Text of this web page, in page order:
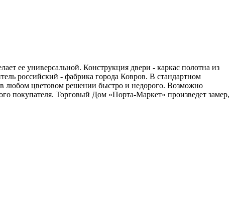
ее универсальной. Конструкция двери - каркас полотна из
российский - фабрика города Ковров. В стандартном
в любом цветовом решении быстро и недорого. Возможно
покупателя. Торговый Дом «Порта-Маркет» произведет замер,